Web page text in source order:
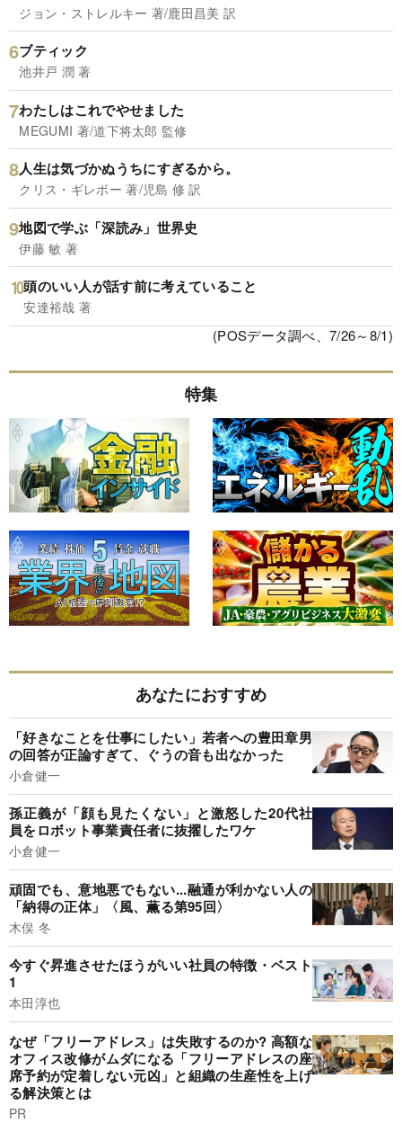
ジョン・ストレルキー 著/鹿田昌美 訳
ブティック
池井戸 潤 著
わたしはこれでやせました
MEGUMI 著/道下将太郎 監修
人生は気づかぬうちにすぎるから。
クリス・ギレボー 著/児島 修 訳
地図で学ぶ「深読み」世界史
伊藤 敏 著
頭のいい人が話す前に考えていること
安達裕哉 著
(POSデータ調べ、7/26～8/1)
特集
あなたにおすすめ
「好きなことを仕事にしたい」若者への豊田章男
の回答が正論すぎて、ぐうの音も出なかった
小倉健一
孫正義が「顔も見たくない」と激怒した20代社
員をロボット事業責任者に抜擢したワケ
小倉健一
頑固でも、意地悪でもない...融通が利かない人の
「納得の正体」〈風、薫る第95回〉
木俣 冬
今すぐ昇進させたほうがいい社員の特徴・ベスト
1
本田淳也
なぜ「フリーアドレス」は失敗するのか? 高額な
オフィス改修がムダになる「フリーアドレスの座
席予約が定着しない元凶」と組織の生産性を上げ
る解決策とは
PR